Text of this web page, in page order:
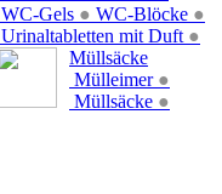
WC-Gels ● WC-Blöcke ●
Urinaltabletten mit Duft ●
Müllsäcke
Mülleimer ●
Müllsäcke ●